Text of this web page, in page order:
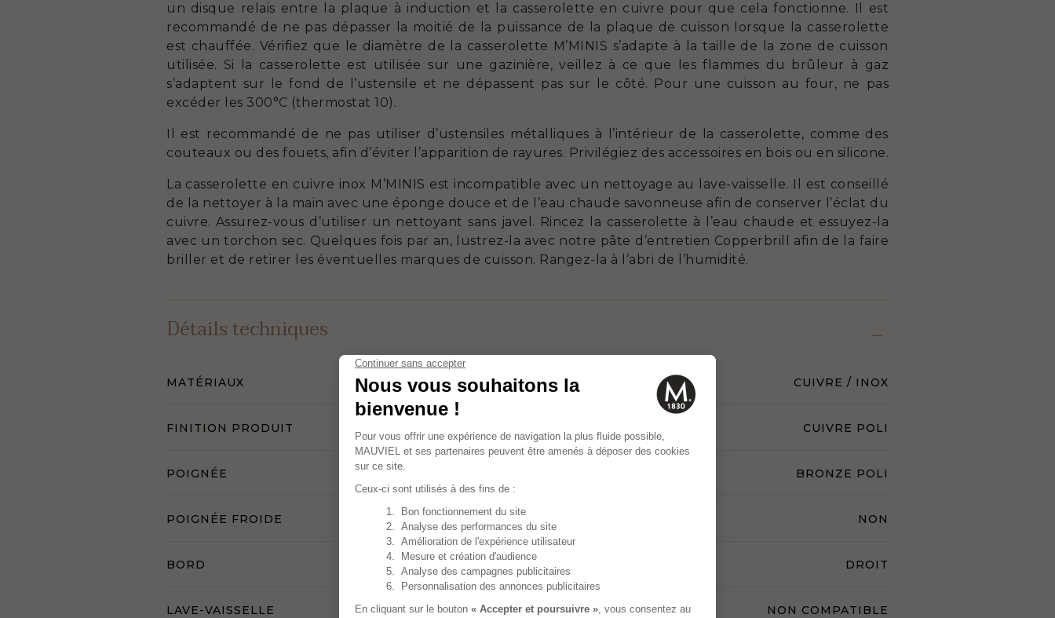
un disque relais entre la plaque à induction et la casserolette en cuivre pour que cela fonctionne. Il est
recommandé de ne pas dépasser la moitié de la puissance de la plaque de cuisson lorsque la casserolette
est chauffée. Vérifiez que le diamètre de la casserolette M’MINIS s’adapte à la taille de la zone de cuisson
utilisée. Si la casserolette est utilisée sur une gazinière, veillez à ce que les flammes du brûleur à gaz
s’adaptent sur le fond de l’ustensile et ne dépassent pas sur le côté. Pour une cuisson au four, ne pas
excéder les 300°C (thermostat 10).
Il est recommandé de ne pas utiliser d’ustensiles métalliques à l’intérieur de la casserolette, comme des
couteaux ou des fouets, afin d’éviter l’apparition de rayures. Privilégiez des accessoires en bois ou en silicone.
La casserolette en cuivre inox M’MINIS est incompatible avec un nettoyage au lave-vaisselle. Il est conseillé
de la nettoyer à la main avec une éponge douce et de l’eau chaude savonneuse afin de conserver l’éclat du
cuivre. Assurez-vous d’utiliser un nettoyant sans javel. Rincez la casserolette à l’eau chaude et essuyez-la
avec un torchon sec. Quelques fois par an, lustrez-la avec notre pâte d’entretien Copperbrill afin de la faire
briller et de retirer les éventuelles marques de cuisson. Rangez-la à l’abri de l’humidité.
Détails techniques
MATÉRIAUX CUIVRE / INOX
FINITION PRODUIT CUIVRE POLI
POIGNÉE BRONZE POLI
POIGNÉE FROIDE NON
BORD DROIT
LAVE-VAISSELLE NON COMPATIBLE